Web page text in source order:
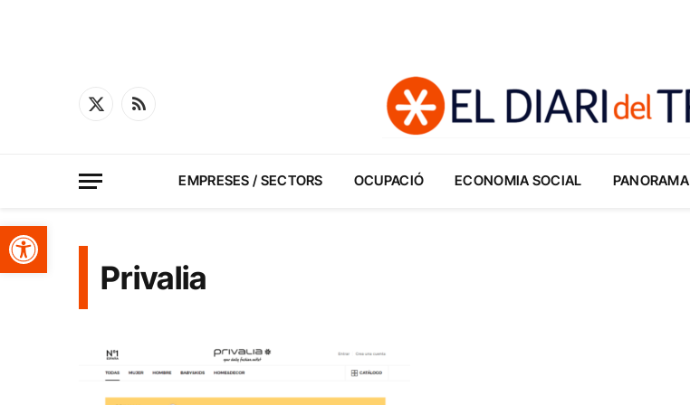
Obre la barra d'eines
X
RSS
EMPRESES / SECTORS OCUPACIÓ ECONOMIA SOCIAL PANORAMA
Privalia